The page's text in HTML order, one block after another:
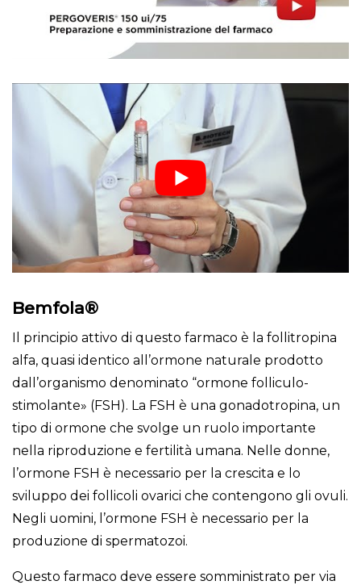
Bemfola®
Il principio attivo di questo farmaco è la follitropina
alfa, quasi identico all’ormone naturale prodotto
dall’organismo denominato “ormone folliculo-
stimolante» (FSH). La FSH è una gonadotropina, un
tipo di ormone che svolge un ruolo importante
nella riproduzione e fertilità umana. Nelle donne,
l’ormone FSH è necessario per la crescita e lo
sviluppo dei follicoli ovarici che contengono gli ovuli.
Negli uomini, l’ormone FSH è necessario per la
produzione di spermatozoi.
Questo farmaco deve essere somministrato per via